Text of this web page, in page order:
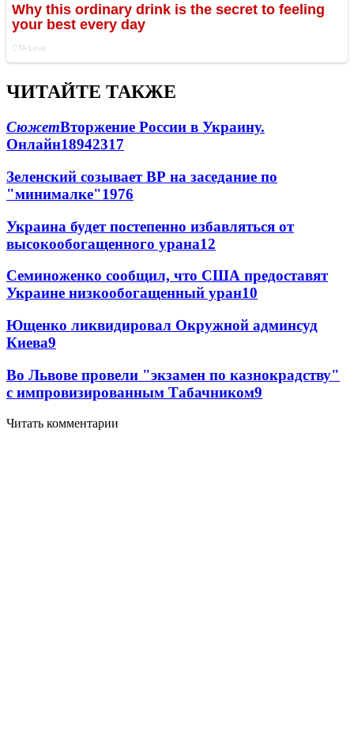
ЧИТАЙТЕ ТАКЖЕ
СюжетВторжение России в Украину.
Онлайн18942317
Зеленский созывает ВР на заседание по
"минималке"1976
Украина будет постепенно избавляться от
высокообогащенного урана12
Семиноженко сообщил, что США предоставят
Украине низкообогащенный уран10
Ющенко ликвидировал Окружной админсуд
Киева9
Во Львове провели "экзамен по казнокрадству"
с импровизированным Табачником9
Читать комментарии